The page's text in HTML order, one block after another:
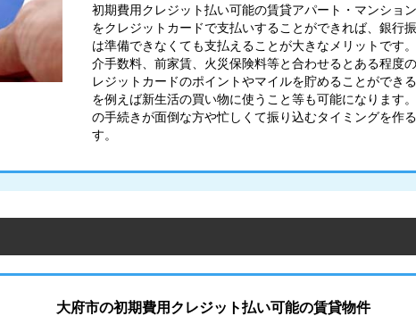
初期費用クレジット払い可能の賃貸アパート・マンショ
をクレジットカードで支払いすることができれば、銀行
は準備できなくても支払えることが大きなメリットです
介手数料、前家賃、火災保険料等と合わせるとある程度
レジットカードのポイントやマイルを貯めることができ
を例えば新生活の買い物に使うこと等も可能になります
の手続きが面倒な方や忙しくて振り込むタイミングを作
す。
大府市の初期費用クレジット払い可能の賃貸物件